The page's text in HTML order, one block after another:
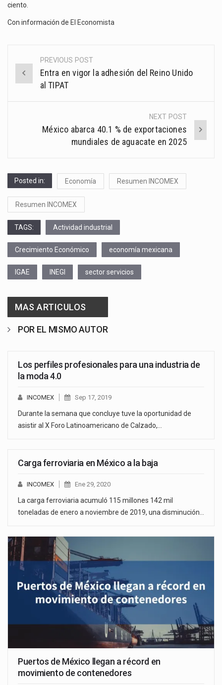
ciento.
Con información de El Economista
Post
navigation
PREVIOUS POST
Entra en vigor la adhesión del Reino Unido
al TIPAT
NEXT POST
México abarca 40.1 % de exportaciones
mundiales de aguacate en 2025
Posted in: Economía Resumen INCOMEX
Resumen INCOMEX
TAGS: Actividad industrial
Crecimiento Económico economía mexicana
IGAE INEGI sector servicios
MAS ARTICULOS
POR EL MISMO AUTOR
Los perfiles profesionales para una industria de
la moda 4.0
INCOMEX Sep 17, 2019
Durante la semana que concluye tuve la oportunidad de
asistir al X Foro Latinoamericano de Calzado,…
Carga ferroviaria en México a la baja
INCOMEX Ene 29, 2020
La carga ferroviaria acumuló 115 millones 142 mil
toneladas de enero a noviembre de 2019, una disminución…
Puertos de México llegan a récord en
movimiento de contenedores